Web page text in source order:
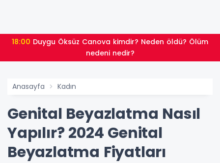
18:00
nedeni nedir?
Anasayfa Kadın
Genital Beyazlatma Nasıl
Yapılır? 2024 Genital
Beyazlatma Fiyatları